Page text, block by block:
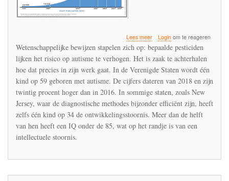
Lees meerover
Verhogen
pesticiden
het
risico
op
Loginom te reageren
Wetenschappelijke bewijzen stapelen zich op: bepaalde pesticiden
lijken het risico op autisme te verhogen. Het is zaak te achterhalen
hoe dat precies in zijn werk gaat. In de Verenigde Staten wordt één
kind op 59 geboren met autisme. De cijfers dateren van 2018 en zijn
twintig procent hoger dan in 2016. In sommige staten, zoals New
Jersey, waar de diagnostische methodes bijzonder efficiënt zijn, heeft
zelfs één kind op 34 de ontwikkelingsstoornis. Meer dan de helft
van hen heeft een IQ onder de 85, wat op het randje is van een
intellectuele stoornis.